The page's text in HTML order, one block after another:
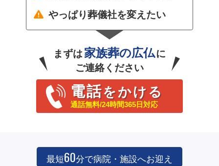
やっぱり葬儀社を変えたい
まずは 家族葬の広仏 に
ご連絡ください
電話をかける
通話無料/24時間365日対応
最短60分で病院・施設へお迎え